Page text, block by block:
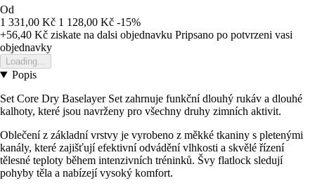
Od
1 331,00 Kč 1 128,00 Kč -15%
+56,40 Kč ziskate na dalsi objednavku Pripsano po potvrzeni vasi
objednavky
Loading...
Popis
Set Core Dry Baselayer Set zahrnuje funkční dlouhý rukáv a dlouhé
kalhoty, které jsou navrženy pro všechny druhy zimních aktivit.
Oblečení z základní vrstvy je vyrobeno z měkké tkaniny s pletenými
kanály, které zajišťují efektivní odvádění vlhkosti a skvělé řízení
tělesné teploty během intenzivních tréninků. Švy flatlock sledují
pohyby těla a nabízejí vysoký komfort.